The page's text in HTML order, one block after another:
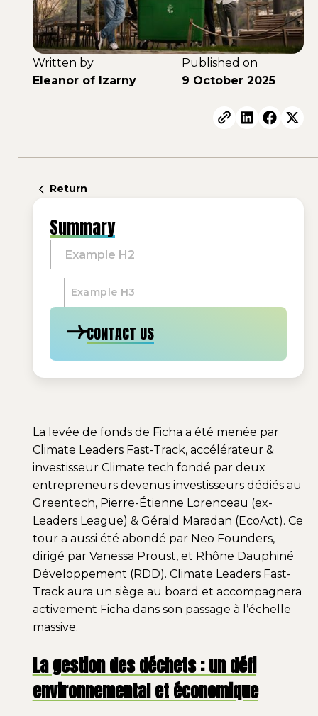
Written by
Eleanor of Izarny
Published on
9 October 2025
Return
Summary
Example H2
Example H3
CONTACT US
La levée de fonds de Ficha a été menée par
Climate Leaders Fast-Track, accélérateur &
investisseur Climate tech fondé par deux
entrepreneurs devenus investisseurs dédiés au
Greentech, Pierre-Étienne Lorenceau (ex-
Leaders League) & Gérald Maradan (EcoAct). Ce
tour a aussi été abondé par Neo Founders,
dirigé par Vanessa Proust, et Rhône Dauphiné
Développement (RDD). Climate Leaders Fast-
Track aura un siège au board et accompagnera
activement Ficha dans son passage à l’échelle
massive.
La gestion des déchets : un défi
environnemental et économique